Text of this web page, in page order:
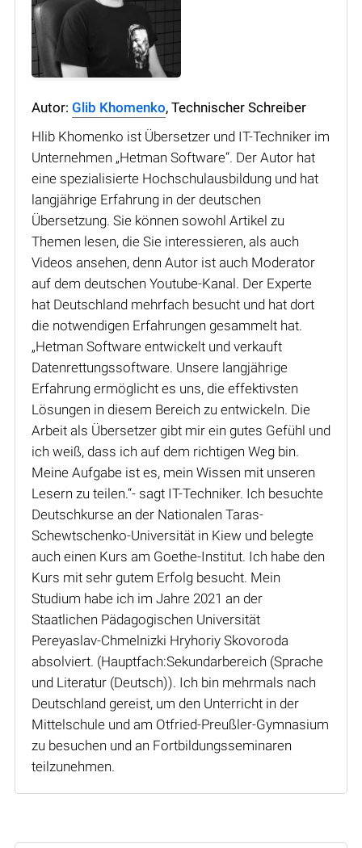
Autor: Glib Khomenko, Technischer Schreiber
Hlib Khomenko ist Übersetzer und IT-Techniker im
Unternehmen „Hetman Software“. Der Autor hat
eine spezialisierte Hochschulausbildung und hat
langjährige Erfahrung in der deutschen
Übersetzung. Sie können sowohl Artikel zu
Themen lesen, die Sie interessieren, als auch
Videos ansehen, denn Autor ist auch Moderator
auf dem deutschen Youtube-Kanal. Der Experte
hat Deutschland mehrfach besucht und hat dort
die notwendigen Erfahrungen gesammelt hat.
„Hetman Software entwickelt und verkauft
Datenrettungssoftware. Unsere langjährige
Erfahrung ermöglicht es uns, die effektivsten
Lösungen in diesem Bereich zu entwickeln. Die
Arbeit als Übersetzer gibt mir ein gutes Gefühl und
ich weiß, dass ich auf dem richtigen Weg bin.
Meine Aufgabe ist es, mein Wissen mit unseren
Lesern zu teilen.“- sagt IT-Techniker. Ich besuchte
Deutschkurse an der Nationalen Taras-
Schewtschenko-Universität in Kiew und belegte
auch einen Kurs am Goethe-Institut. Ich habe den
Kurs mit sehr gutem Erfolg besucht. Mein
Studium habe ich im Jahre 2021 an der
Staatlichen Pädagogischen Universität
Pereyaslav-Chmelnizki Hryhoriy Skovoroda
absolviert. (Hauptfach:Sekundarbereich (Sprache
und Literatur (Deutsch)). Ich bin mehrmals nach
Deutschland gereist, um den Unterricht in der
Mittelschule und am Otfried-Preußler-Gymnasium
zu besuchen und an Fortbildungsseminaren
teilzunehmen.